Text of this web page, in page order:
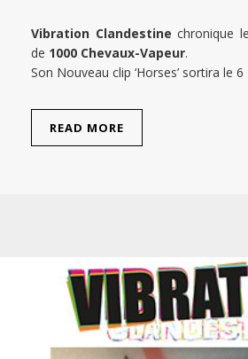
Vibration Clandestine chronique
de 1000 Chevaux-Vapeur.
Son Nouveau clip ‘Horses’ sortira le
READ MORE